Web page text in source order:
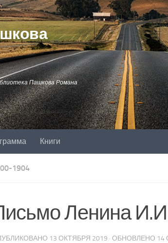
Пашкова Романа
Книги
1904
Ленина
13 ОКТЯБРЯ 2019 · ОБНОВЛЕНО 14